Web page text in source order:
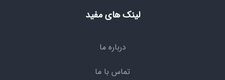
لینک های مفید
درباره ما
تماس با ما